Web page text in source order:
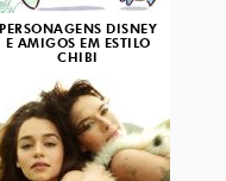
PERSONAGENS DISNEY
E AMIGOS EM ESTILO
CHIBI